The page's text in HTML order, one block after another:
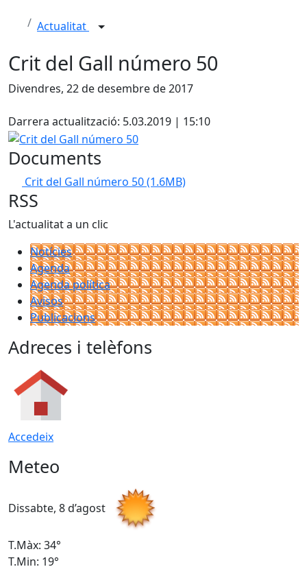
Actualitat
Crit del Gall número 50
Divendres, 22 de desembre de 2017
Darrera actualització: 5.03.2019 | 15:10
Crit del Gall número 50
Documents
Crit del Gall número 50(1.6MB)
RSS
L'actualitat a un clic
Notícies
Agenda
Agenda política
Avisos
Publicacions
Adreces i telèfons
Accedeix
Meteo
Dissabte, 8 d’agost
T.Màx: 34°
T.Min: 19°